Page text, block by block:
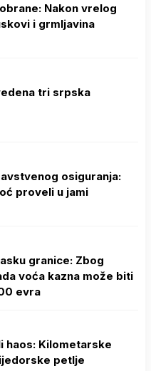
Nakon vrelog
i grmljavina
tri srpska
osiguranja:
proveli u jami
granice: Zbog
voća kazna može biti
evra
haos: Kilometarske
petlje